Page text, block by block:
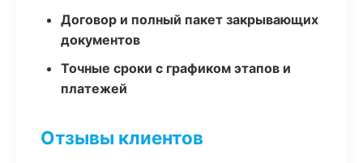
Договор и полный пакет закрывающих
документов
Точные сроки с графиком этапов и
платежей
Отзывы клиентов